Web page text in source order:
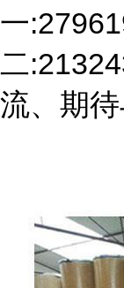
一
二
流、期